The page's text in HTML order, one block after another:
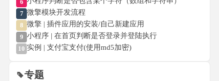
6
7 微擎模块开发流程
8 微擎 | 插件应用的安装/自己新建应用
9 小程序 | 在首页判断是否登录并登陆执行
10 实例 | 支付宝支付(使用md5加密)
专题